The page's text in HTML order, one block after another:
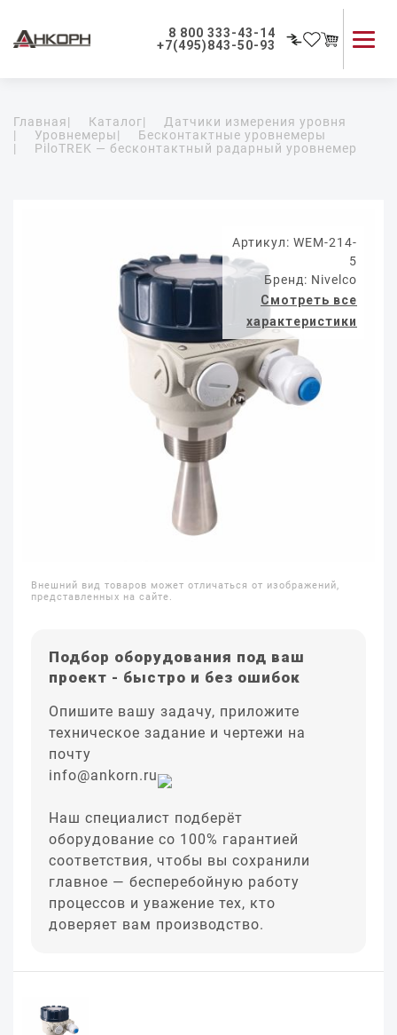
8 800 333-43-14
+7(495)843-50-93
Применение приборов
Как мы работаем
Главная| Каталог|
Датчики измерения уровня
|
Уровнемеры|
Бесконтактные уровнемеры
|
PiloTREK — бесконтактный радарный уровнемер
Артикул: WEM-214-
5
Бренд: Nivelco
Смотреть все
характеристики
Внешний вид товаров может отличаться от изображений,
представленных на сайте.
Подбор оборудования под ваш
проект - быстро и без ошибок
Опишите вашу задачу, приложите
техническое задание и чертежи на
почту
info@ankorn.ru
Наш специалист подберёт
оборудование со 100% гарантией
соответствия, чтобы вы сохранили
главное — бесперебойную работу
процессов и уважение тех, кто
доверяет вам производство.